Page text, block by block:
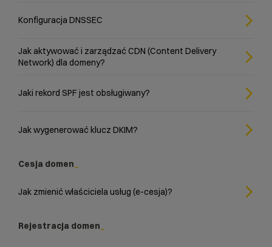
Konfiguracja DNSSEC
Jak aktywować i zarządzać CDN (Content Delivery
Network) dla domeny?
Jaki rekord SPF jest obsługiwany?
Jak wygenerować klucz DKIM?
Cesja domen
Jak zmienić właściciela usług (e-cesja)?
Rejestracja domen